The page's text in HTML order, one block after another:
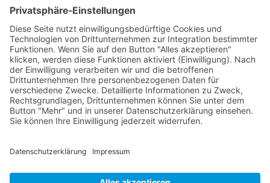
und Stärkung der Demokratie geleistet
werden.
Synonyme: Konfliktlösung öffentlicher
Sektor
© 2026 Frank Hartung Ihr Mediator bei Konflikten in Familie,